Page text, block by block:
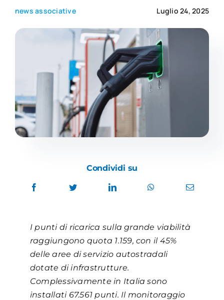
news associative Luglio 24, 2025
Condividi su
I punti di ricarica sulla grande viabilità
raggiungono quota 1.159, con il 45%
delle aree di servizio autostradali
dotate di infrastrutture.
Complessivamente in Italia sono
installati 67.561 punti. Il monitoraggio